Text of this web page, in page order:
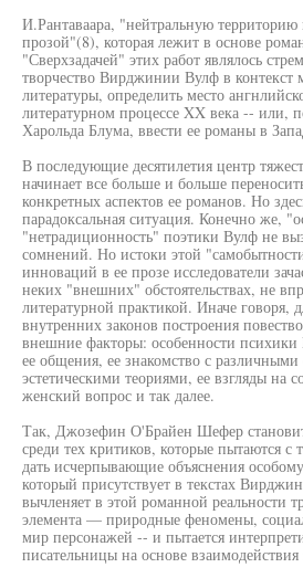
И.Рантаваара, "нейтральную
прозой"(8), которая лежит в основе
"Сверхзадачей" этих работ являлось
творчество Вирджинии Вулф в контекст
литературы, определить место
литературном процессе XX века -- или,
Харольда Блума, ввести ее романы в
В последующие десятилетия центр
начинает все больше и больше
конкретных аспектов ее романов. Но
парадоксальная ситуация. Конечно же,
"нетрадиционность" поэтики Вулф не
сомнений. Но истоки этой
инноваций в ее прозе исследователи
неких "внешних" обстоятельствах, не
литературной практикой. Иначе говоря,
внутренних законов построения
внешние факторы: особенности
ее общения, ее знакомство с
эстетическими теориями, ее взгляды на
женский вопрос и так далее.
Так, Джозефин О'Брайен Шефер
среди тех критиков, которые пытаются
дать исчерпывающие объяснения
который присутствует в текстах
вычленяет в этой романной реальности
элемента — природные феномены,
мир персонажей -- и пытается
писательницы на основе